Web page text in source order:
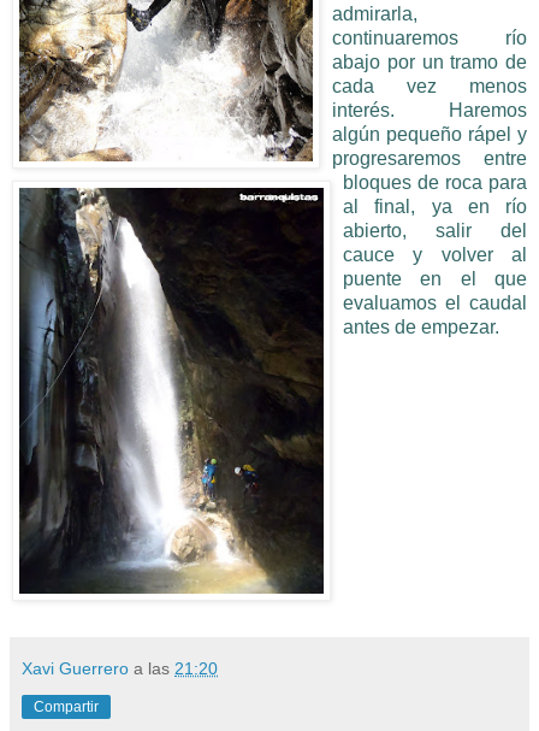
admirarla,
continuaremos río
abajo por un tramo de
cada vez menos
interés. Haremos
algún pequeño rápel y
progresaremos entre
bloques de roca para
al final, ya en río
abierto, salir del
cauce y volver al
puente en el que
evaluamos el caudal
antes de empezar.
Xavi Guerrero a las 21:20
Compartir